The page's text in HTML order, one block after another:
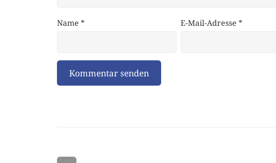
Name * E-Mail-Adresse *